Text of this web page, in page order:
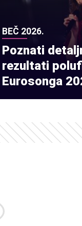
BEČ 2026.
Poznati
rezultati
Eurosonga